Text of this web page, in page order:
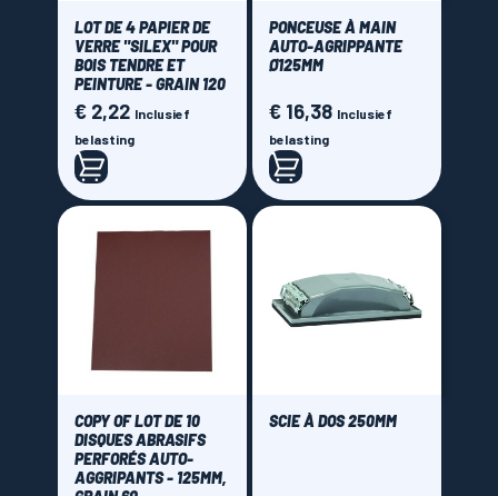
LOT DE 4 PAPIER DE
VERRE "SILEX" POUR
BOIS TENDRE ET
PEINTURE - GRAIN 120
Prijs
€ 2,22 Inclusief
belasting
PONCEUSE À MAIN
AUTO-AGRIPPANTE
Ø125MM
Prijs
€ 16,38 Inclusief
belasting
COPY OF LOT DE 10
DISQUES ABRASIFS
PERFORÉS AUTO-
AGGRIPANTS - 125MM,
SCIE À DOS 250MM